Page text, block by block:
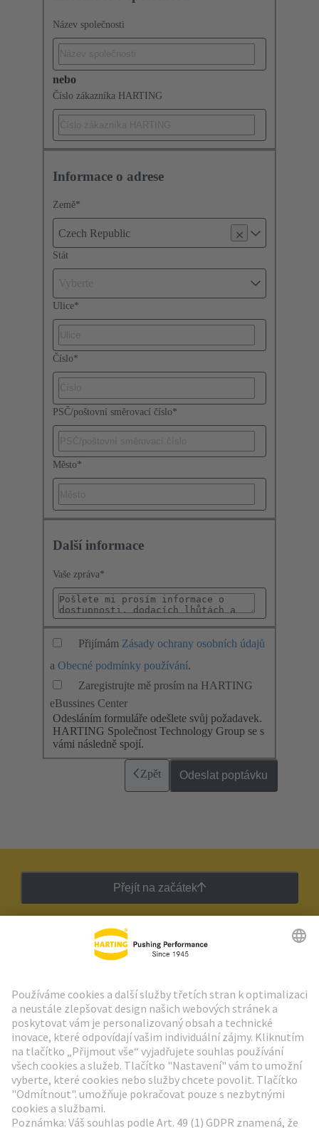
Název společnosti
nebo
Číslo zákazníka HARTING
Informace o adrese
Země*
Czech Republic
Stát
Ulice*
Číslo*
PSČ/poštovní směrovací číslo*
Město*
Další informace
Vaše zpráva*
Přijímám Zásady ochrany osobních údajů
a Obecné podmínky používání.
Zaregistrujte mě prosím na HARTING
eBussines Center
Odesláním formuláře odešlete svůj požadavek.
HARTING Společnost Technology Group se s
vámi následně spojí.
Zpět Odeslat poptávku
Přejít na začátek
Zpravodaj HARTING
Přejít na registraci
Social Media